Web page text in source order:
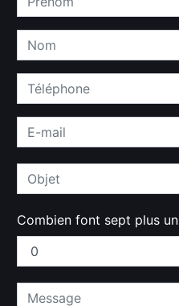
Combien font sept plus un